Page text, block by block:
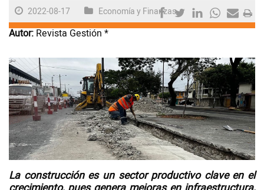
Firmas
Internacional
Juegos
Videos
NEWSLETTERS
2022-08-17 Economía y Finanzas
Autor: Revista Gestión *
La construcción es un sector productivo clave en el